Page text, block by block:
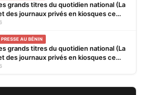
grands titres du quotidien national (La
des journaux privés en kiosques ce
2026
AU BÉNIN
grands titres du quotidien national (La
des journaux privés en kiosques ce
29 Juillet 2026